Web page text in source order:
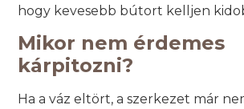
hogy kevesebb bútort kelljen
Mikor nem érdemes
kárpitozni?
Ha a váz eltört, a szerkezet már